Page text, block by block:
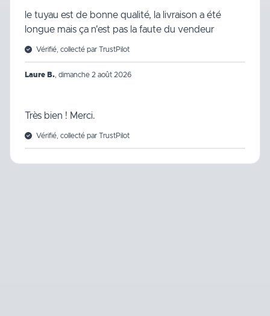
le tuyau est de bonne qualité, la livraison a été
longue mais ça n'est pas la faute du vendeur
Vérifié, collecté par TrustPilot
Laure B. dimanche 2 août 2026
Très bien ! Merci.
Vérifié, collecté par TrustPilot